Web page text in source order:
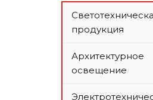
продукция
Архитектурное
освещение